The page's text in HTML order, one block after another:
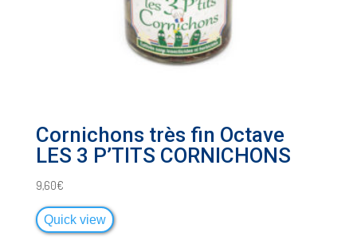
Cornichons très fin Octave
LES 3 P’TITS CORNICHONS
9,60€
Quick view